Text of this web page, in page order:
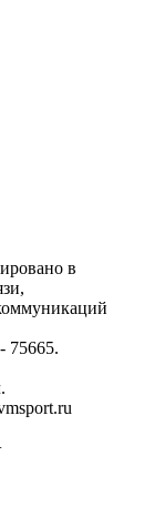
в
75665.